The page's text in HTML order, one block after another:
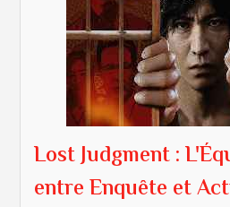
Lost Judgment :
entre Enquête et